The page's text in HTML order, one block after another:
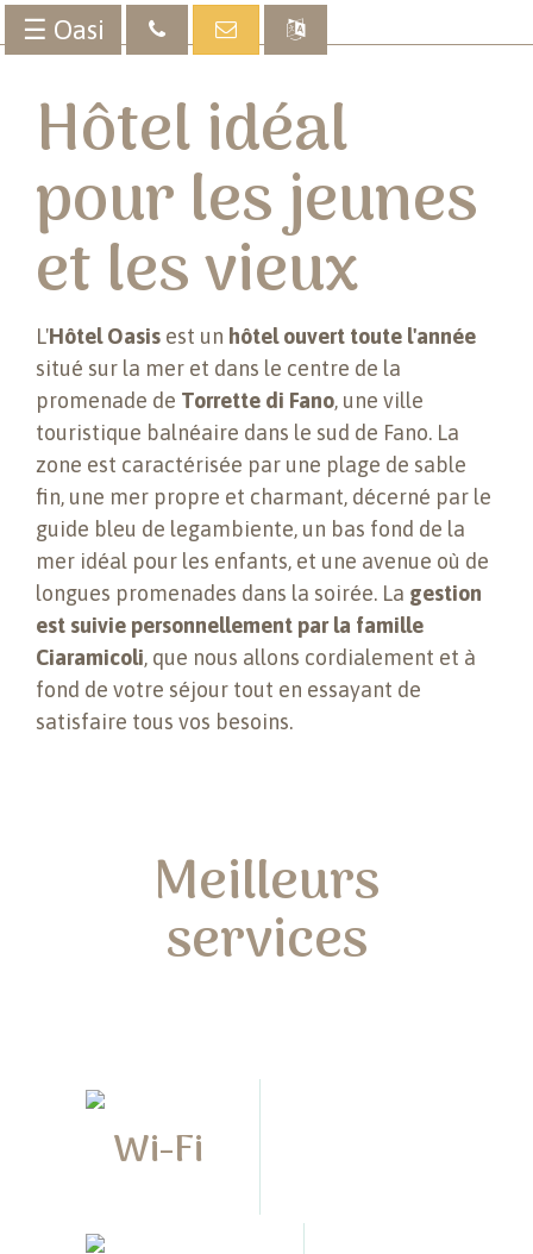
☰ Oasi
Hôtel idéal
pour les jeunes
et les vieux
L'Hôtel Oasis est un hôtel ouvert toute l'année
situé sur la mer et dans le centre de la
promenade de Torrette di Fano, une ville
touristique balnéaire dans le sud de Fano. La
zone est caractérisée par une plage de sable
fin, une mer propre et charmant, décerné par le
guide bleu de legambiente, un bas fond de la
mer idéal pour les enfants, et une avenue où de
longues promenades dans la soirée. La gestion
est suivie personnellement par la famille
Ciaramicoli, que nous allons cordialement et à
fond de votre séjour tout en essayant de
satisfaire tous vos besoins.
Meilleurs
services
Wi-Fi